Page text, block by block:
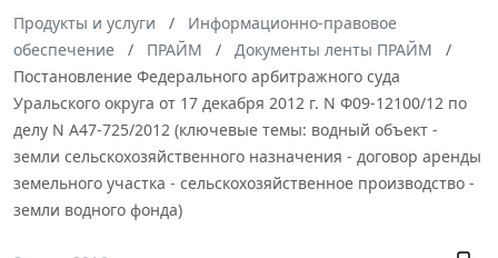
Продукты и услуги
Информационно-правовое
обеспечение
ПРАЙМ
Документы ленты ПРАЙМ
Постановление Федерального арбитражного суда
Уральского округа от 17 декабря 2012 г. N Ф09-12100/12 по
делу N А47-725/2012 (ключевые темы: водный объект -
земли сельскохозяйственного назначения - договор аренды
земельного участка - сельскохозяйственное производство -
земли водного фонда)